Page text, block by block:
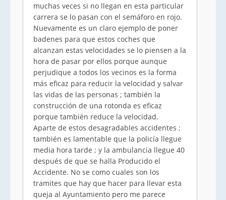
muchas veces si no llegan en esta particular
carrera se lo pasan con el semáforo en rojo.
Nuevamente es un claro ejemplo de poner
badenes para que estos coches que
alcanzan estas velocidades se lo piensen a la
hora de pasar por ellos porque aunque
perjudique a todos los vecinos es la forma
más eficaz para reducir la velocidad y salvar
las vidas de las personas ; también la
construcción de una rotonda es eficaz
porque también reduce la velocidad.
Aparte de estos desagradables accidentes ;
también es lamentable que la policía llegue
media hora tarde ; y la ambulancia llegue 40
después de que se halla Producido el
Accidente. No se como cuales son los
tramites que hay que hacer para llevar esta
queja al Ayuntamiento pero me parece